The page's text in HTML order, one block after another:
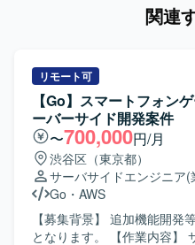
関連
リモート可
【Go】スマートフォン
ーバーサイド開発案件
〜700,000円/月
渋谷区（東京都）
サーバサイドエンジニア(
Go ・ AWS
【募集背景】 追加機能開発
となります。 【作業内容】 サーバーサイドエンジニアとし